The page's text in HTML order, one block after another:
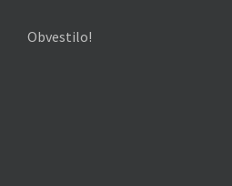
Obvestilo!